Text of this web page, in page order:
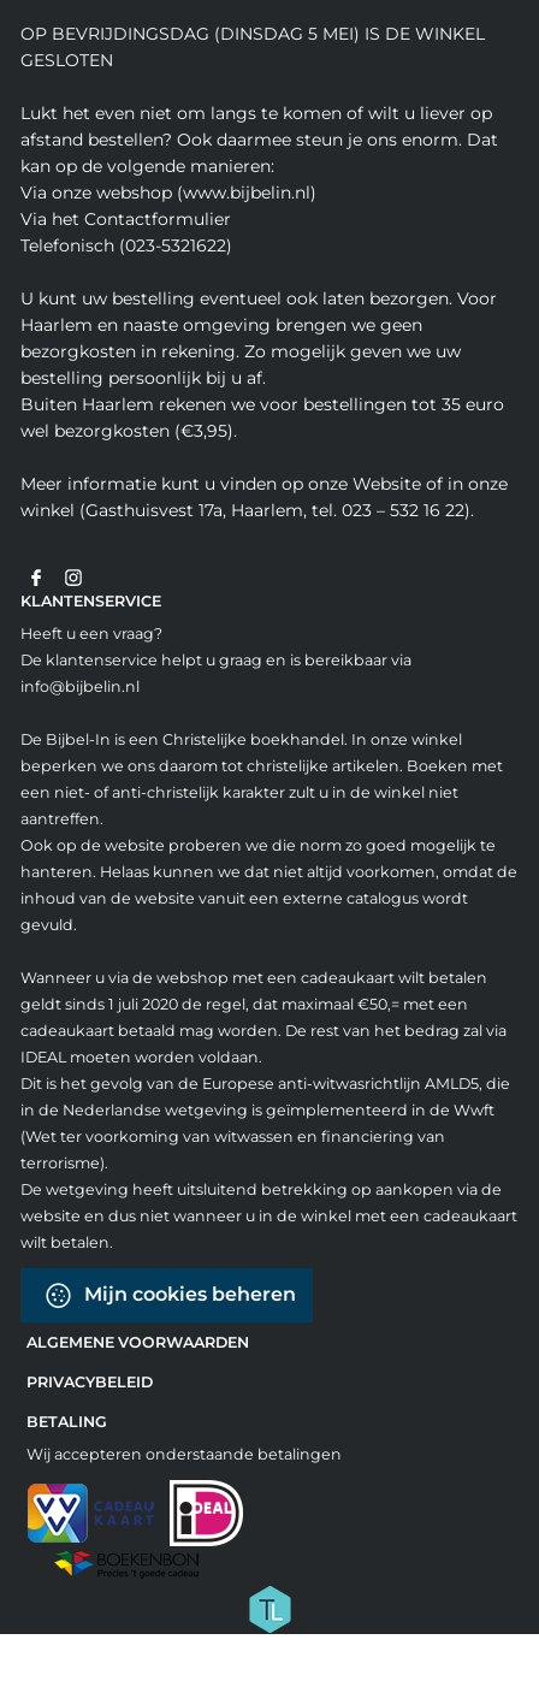
OP BEVRIJDINGSDAG (DINSDAG 5 MEI) IS DE WINKEL
GESLOTEN
Lukt het even niet om langs te komen of wilt u liever op
afstand bestellen? Ook daarmee steun je ons enorm. Dat
kan op de volgende manieren:
Via onze webshop (www.bijbelin.nl)
Via het Contactformulier
Telefonisch (023-5321622)
U kunt uw bestelling eventueel ook laten bezorgen. Voor
Haarlem en naaste omgeving brengen we geen
bezorgkosten in rekening. Zo mogelijk geven we uw
bestelling persoonlijk bij u af.
Buiten Haarlem rekenen we voor bestellingen tot 35 euro
wel bezorgkosten (€3,95).
Meer informatie kunt u vinden op onze Website of in onze
winkel (Gasthuisvest 17a, Haarlem, tel. 023 – 532 16 22).
KLANTENSERVICE
Heeft u een vraag?
De klantenservice helpt u graag en is bereikbaar via
info@bijbelin.nl
De Bijbel-In is een Christelijke boekhandel. In onze winkel
beperken we ons daarom tot christelijke artikelen. Boeken met
een niet- of anti-christelijk karakter zult u in de winkel niet
aantreffen.
Ook op de website proberen we die norm zo goed mogelijk te
hanteren. Helaas kunnen we dat niet altijd voorkomen, omdat de
inhoud van de website vanuit een externe catalogus wordt
gevuld.
Wanneer u via de webshop met een cadeaukaart wilt betalen
geldt sinds 1 juli 2020 de regel, dat maximaal €50,= met een
cadeaukaart betaald mag worden. De rest van het bedrag zal via
IDEAL moeten worden voldaan.
Dit is het gevolg van de Europese anti-witwasrichtlijn AMLD5, die
in de Nederlandse wetgeving is geïmplementeerd in de Wwft
(Wet ter voorkoming van witwassen en financiering van
terrorisme).
De wetgeving heeft uitsluitend betrekking op aankopen via de
website en dus niet wanneer u in de winkel met een cadeaukaart
wilt betalen.
Mijn cookies beheren
ALGEMENE VOORWAARDEN
PRIVACYBELEID
BETALING
Wij accepteren onderstaande betalingen